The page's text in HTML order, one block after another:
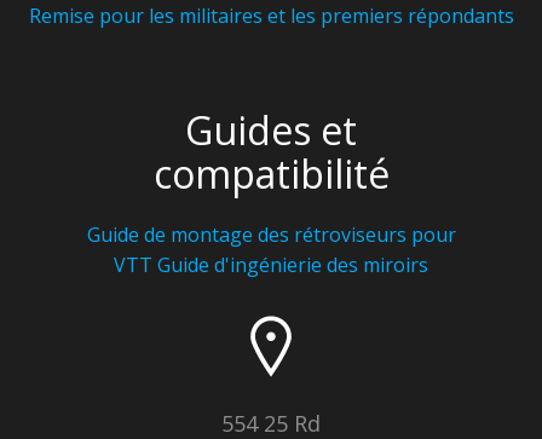
Remise pour les militaires et les premiers répondants
Guides et
compatibilité
Guide de montage des rétroviseurs pour
VTT Guide d'ingénierie des miroirs
554 25 Rd